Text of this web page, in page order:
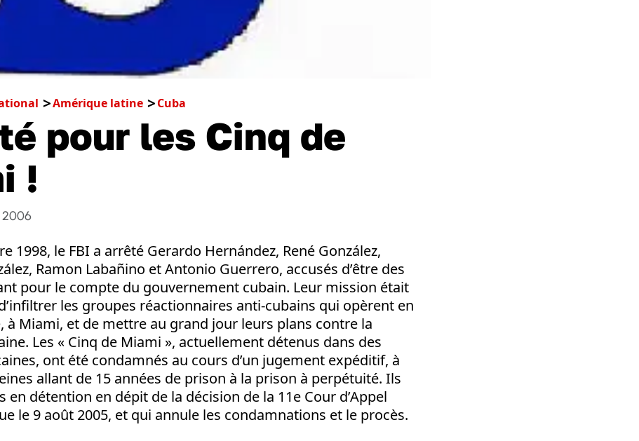
Amérique latine Cuba
pour les Cinq de
!
1998, le FBI a arrêté Gerardo Hernández, René González,
Ramon Labañino et Antonio Guerrero, accusés d’être des
pour le compte du gouvernement cubain. Leur mission était
les groupes réactionnaires anti-cubains qui opèrent en
Miami, et de mettre au grand jour leurs plans contre la
Les « Cinq de Miami », actuellement détenus dans des
ont été condamnés au cours d’un jugement expéditif, à
allant de 15 années de prison à la prison à perpétuité. Ils
en détention en dépit de la décision de la 11e Cour d’Appel
le 9 août 2005, et qui annule les condamnations et le procès.